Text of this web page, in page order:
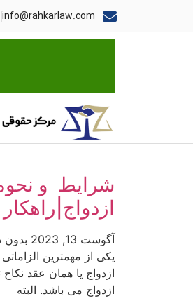
info@rahkarlaw.com
شرایط و
ازدواج|راهکار
آگوست 13, 2023
بدون
یکی از مهمترین
ازدواج یا همان عقد
ازدواج می باشد. البته